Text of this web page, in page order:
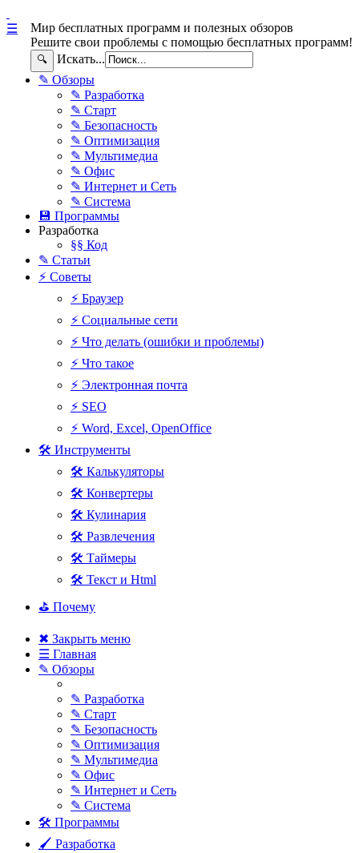
Мир бесплатных программ и полезных обзоров
Решите свои проблемы с помощью бесплатных программ!
🔍 Искать...
☰
✎ Обзоры
✎ Разработка
✎ Старт
✎ Безопасность
✎ Оптимизация
✎ Мультимедиа
✎ Офис
✎ Интернет и Сеть
✎ Система
💾 Программы
Разработка
§§ Код
✎ Статьи
⚡ Советы
⚡ Браузер
⚡ Социальные сети
⚡ Что делать (ошибки и проблемы)
⚡ Что такое
⚡ Электронная почта
⚡ SEO
⚡ Word, Excel, OpenOffice
🛠 Инструменты
🛠 Калькуляторы
🛠 Конвертеры
🛠 Кулинария
🛠 Развлечения
🛠 Таймеры
🛠 Текст и Html
⛳ Почему
✖ Закрыть меню
☰ Главная
✎ Обзоры
✎ Разработка
✎ Старт
✎ Безопасность
✎ Оптимизация
✎ Мультимедиа
✎ Офис
✎ Интернет и Сеть
✎ Система
🛠 Программы
🖌 Разработка